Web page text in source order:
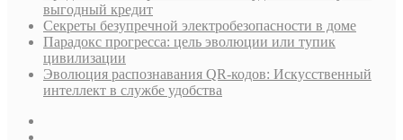
выгодный кредит
Секреты безупречной электробезопасности в доме
Парадокс прогресса: цель эволюции или тупик
цивилизации
Эволюция распознавания QR-кодов: Искусственный
интеллект в службе удобства